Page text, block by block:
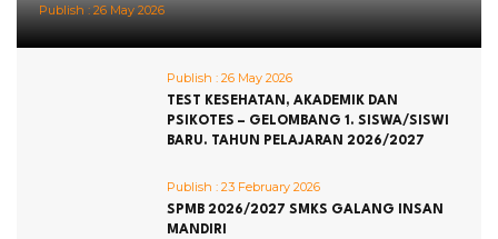
Publish : 26 May 2026
Publish : 26 May 2026
TEST KESEHATAN, AKADEMIK DAN
PSIKOTES – GELOMBANG 1. SISWA/SISWI
BARU. TAHUN PELAJARAN 2026/2027
Publish : 23 February 2026
SPMB 2026/2027 SMKS GALANG INSAN
MANDIRI